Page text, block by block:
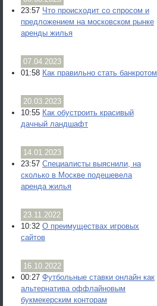
23:57 Что происходит со спросом и
предложением на московском рынке
аренды жилья
07.04.2023
01:58 Как правильно стать банкротом
20.03.2023
10:55 Как обустроить красивый
дачный ландшафт
14.01.2023
23:57 Специалисты выяснили, на
сколько в Москве подешевела
аренда жилья
23.11.2022
10:32 О преимуществах игровых
сайтов
16.10.2022
00:27 Футбольные ставки онлайн как
альтернатива оффлайновым
букмекерским конторам